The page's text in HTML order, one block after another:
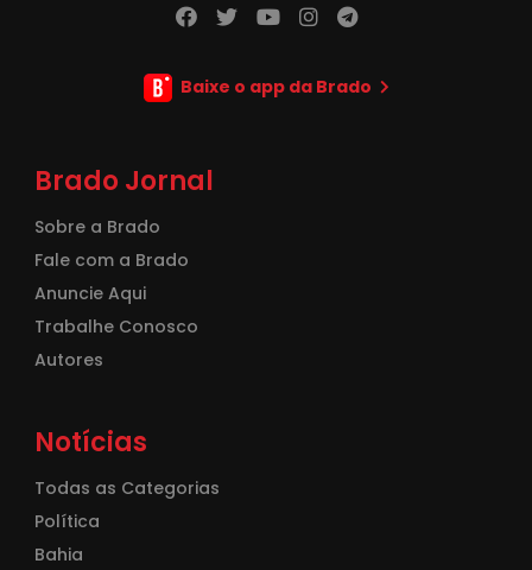
Baixe o app da Brado
Brado Jornal
Sobre a Brado
Fale com a Brado
Anuncie Aqui
Trabalhe Conosco
Autores
Notícias
Todas as Categorias
Política
Bahia